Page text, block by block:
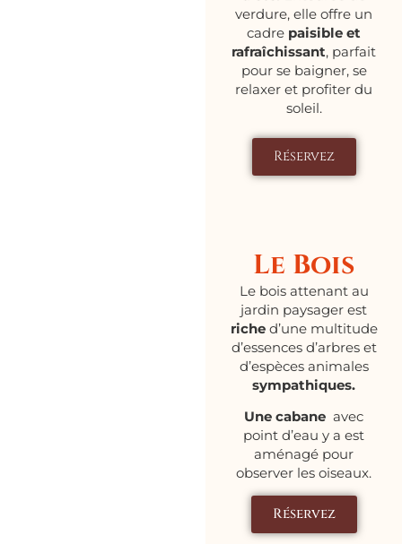
verdure, elle offre un
cadre paisible et
rafraîchissant, parfait
pour se baigner, se
relaxer et profiter du
soleil.
Réservez
Le Bois
Le bois attenant au
jardin paysager est
riched’une multitude
d’essences d’arbres et
d’espèces animales
sympathiques.
Une cabaneavec
point d’eau y a est
aménagé pour
observer les oiseaux.
Réservez